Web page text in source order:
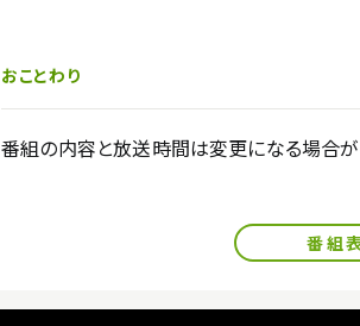
おことわり
番組の内容と放送時間は変更になる場合が
番組